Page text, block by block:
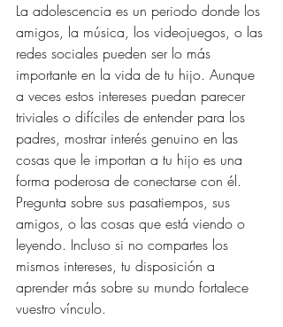
La adolescencia es un periodo donde los
amigos, la música, los videojuegos, o las
redes sociales pueden ser lo más
importante en la vida de tu hijo. Aunque
a veces estos intereses puedan parecer
triviales o difíciles de entender para los
padres, mostrar interés genuino en las
cosas que le importan a tu hijo es una
forma poderosa de conectarse con él.
Pregunta sobre sus pasatiempos, sus
amigos, o las cosas que está viendo o
leyendo. Incluso si no compartes los
mismos intereses, tu disposición a
aprender más sobre su mundo fortalece
vuestro vínculo.